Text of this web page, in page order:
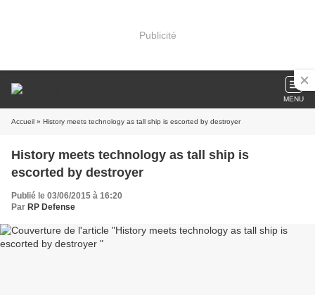
Publicité
MENU
Accueil » History meets technology as tall ship is escorted by destroyer
History meets technology as tall ship is
escorted by destroyer
Publié le 03/06/2015 à 16:20
Par RP Defense